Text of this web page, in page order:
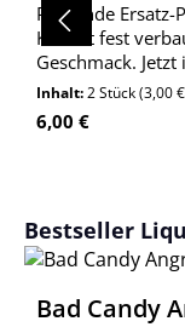
Passende
Kit. Mit fest
Geschmack.
Inhalt:2 Stück(3,00
Regulärer Preis:
6,00 €
Produktgalerie
Bestseller
Bad Candy